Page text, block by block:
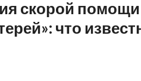
скорой
что